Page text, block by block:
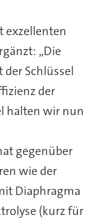
exzellenten
„Die
Schlüssel
der
halten wir nun
gegenüber
wie der
Diaphragma
(kurz für